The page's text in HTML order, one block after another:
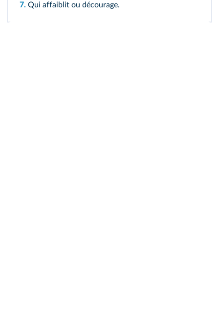
7. Qui affaiblit ou décourage.